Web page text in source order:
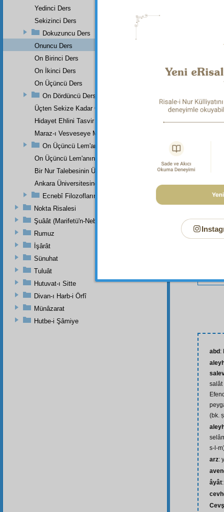
Bu
abd :
salât
(bk.
s-l-
arz:
âyât
Yedinci Ders
Sekizinci Ders
Dokuzuncu Ders
Onuncu Ders
On Birinci Ders
On İkinci Ders
On Üçüncü Ders
On Dördüncü Ders
Üçten Sekize Kadar Olan Derslerin Özeti
Hidayet Ehlini Tasvir Eden Bir Levha
Maraz-ı Vesveseye Müptelâ Olanlara Bir Ders
On Üçüncü Lem'anın On İkinci İşaretinden
On Üçüncü Lem'anın On Üçüncü İşaretinin Üçüncü Noktasından
Bir Nur Talebesinin Üstad Hazretlerinin Dâr-ı Bekaya
Ankara Üniversitesinde Okunan Bir Konferans
Ecnebî Filozofların Kur'ân'ı Tasdiklerine Dair Şehadetleri
Nokta Risalesi
Şuâât (Marifetü'n-Nebi)
Rumuz
İşârât
Sünuhat
Tuluât
Hutuvat-ı Sitte
Divan-ı Harb-i Örfî
Münâzarat
Hutbe-i Şâmiye